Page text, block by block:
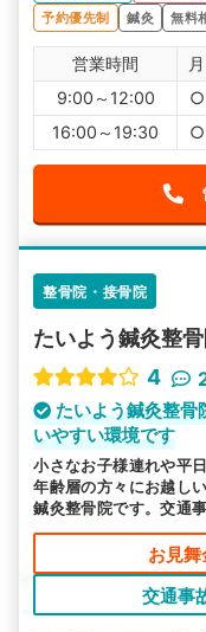
予約優先制
鍼灸 無料
営業時間 月
9:00～12:00
○
16:00～19:30
○
整骨院・接骨院
たいよう鍼灸整
4
たいよう鍼灸整
いやすい環境です
小さなお子様連れや平
年齢層の方々にお越し
鍼灸整骨院です。交通
つきましても対応可能
お見
交通事